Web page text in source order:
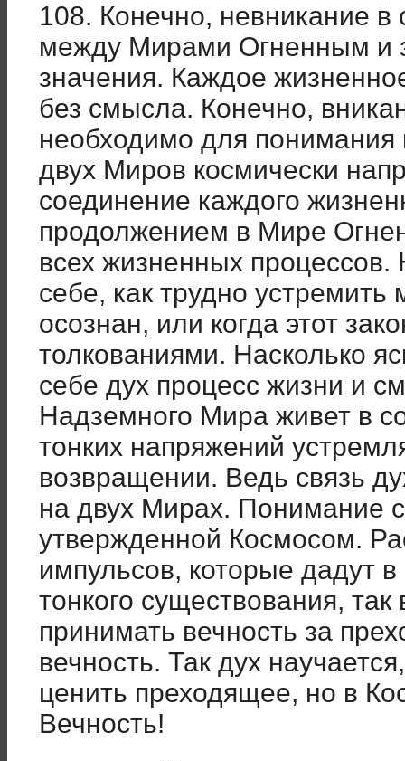
108. Конечно, невникание
между Мирами Огненным и
значения. Каждое
без смысла. Конечно,
необходимо для понимания
двух Миров космически
соединение каждого
продолжением в Мире
всех жизненных
себе, как трудно
осознан, или когда этот
толкованиями. Насколько
себе дух процесс жизни и
Надземного Мира живет в
тонких напряжений
возвращении. Ведь связь
на двух Мирах. Понимание
утвержденной Космосом.
импульсов, которые дадут
тонкого существования,
принимать вечность за
вечность. Так дух
ценить преходящее, но в
Вечность!